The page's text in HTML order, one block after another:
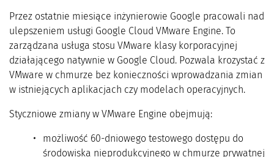
Przez ostatnie miesiące inżynierowie Google pracowali nad
ulepszeniem usługi Google Cloud VMware Engine. To
zarządzana usługa stosu VMware klasy korporacyjnej
działającego natywnie w Google Cloud. Pozwala krozystać z
VMware w chmurze bez konieczności wprowadzania zmian
w istniejących aplikacjach czy modelach operacyjnych.
Styczniowe zmiany w VMware Engine obejmują:
możliwość 60-dniowego testowego dostępu do
środowiska nieprodukcyjnego w chmurze prywatnej